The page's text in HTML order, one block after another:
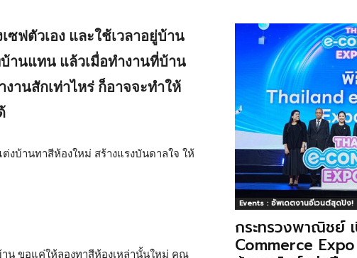
ฟตัวเอง และใช้เวลาอยู่บ้าน
านแทน แล้วเมื่อทำงานที่บ้าน
านสักเท่าไหร่ ก็อาจจะทำให้
งบ้านทาสีห้องใหม่ สร้างแรงบันดาลใจ ให้
น ขอแค่ให้ลองทาสีห้องเหล่านั้นใหม่ คุณ
Events : อัพเดตงานอีเวนต์สุดปัง!
กระทรวงพาณิชย์
Commerce